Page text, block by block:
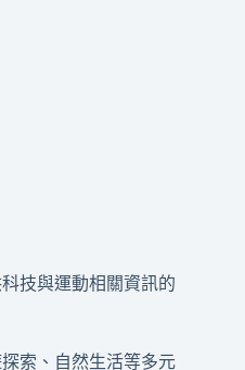
技與運動相關資訊的
索、自然生活等多元